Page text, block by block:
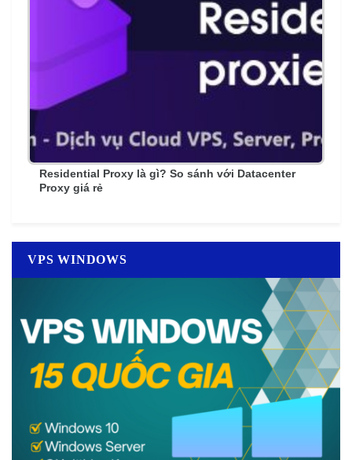
Residential Proxy là gì? So sánh với Datacenter
Proxy giá rẻ
VPS WINDOWS